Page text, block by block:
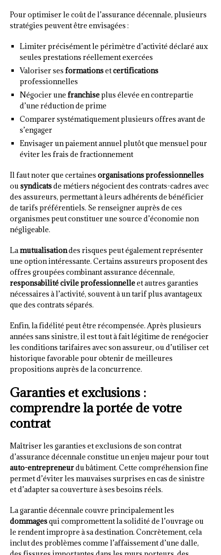
Pour optimiser le coût de l’assurance décennale, plusieurs
stratégies peuvent être envisagées :
Limiter précisément le périmètre d’activité déclaré aux
seules prestations réellement exercées
Valoriser ses formationsetcertifications
professionnelles
Négocier une franchiseplus élevée en contrepartie
d’une réduction de prime
Comparer systématiquement plusieurs offres avant de
s’engager
Envisager un paiement annuel plutôt que mensuel pour
éviter les frais de fractionnement
Il faut noter que certaines organisations professionnelles
ousyndicatsde métiers négocient des contrats-cadres avec
des assureurs, permettant à leurs adhérents de bénéficier
de tarifs préférentiels. Se renseigner auprès de ces
organismes peut constituer une source d’économie non
négligeable.
Lamutualisationdes risques peut également représenter
une option intéressante. Certains assureurs proposent des
offres groupées combinant assurance décennale,
responsabilité civile professionnelleet autres garanties
nécessaires à l’activité, souvent à un tarif plus avantageux
que des contrats séparés.
Enfin, la fidélité peut être récompensée. Après plusieurs
années sans sinistre, il est tout à fait légitime de renégocier
les conditions tarifaires avec son assureur, ou d’utiliser cet
historique favorable pour obtenir de meilleures
propositions auprès de la concurrence.
Garanties et exclusions :
comprendre la portée de votre
contrat
Maîtriser les garanties et exclusions de son contrat
d’assurance décennale constitue un enjeu majeur pour tout
auto-entrepreneurdu bâtiment. Cette compréhension fine
permet d’éviter les mauvaises surprises en cas de sinistre
et d’adapter sa couverture à ses besoins réels.
La garantie décennale couvre principalement les
dommagesqui compromettent la solidité de l’ouvrage ou
le rendent impropre à sa destination. Concrètement, cela
inclut des problèmes comme l’affaissement d’une dalle,